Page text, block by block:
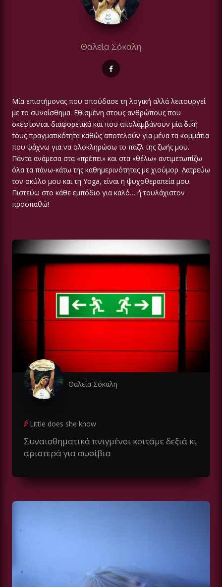
Θαλεία Σόκαλη
Μία επιστήμονας που σπούδασε τη λογική αλλά λειτουργεί
με το συναίσθημα. Εθισμένη στους ανθρώπους που
σκέφτονται διαφορετικά και που απολαμβάνουν μία δική
τους πραγματικότητα καθώς αποτελούν για μένα τα κομμάτια
που ψάχνω για να ολοκληρώσω το παζλ της ζωής μου.
Πάντα ανάμεσα στα «πρέπει» και στα «θέλω» αντιμετωπίζω
όλα τα πάνω-κάτω της καθημερινότητας με χιούμορ. Λατρεύω
τον σκύλο μου και τη Yoga, είναι η ψυχοθεραπεία μου.
Πιστεύω στο κάθε εμπόδιο για καλό… ή τουλάχιστον
προσπαθώ!
Θαλεία Σόκαλη
Little does she know
Συναισθηματικά πνιγμένοι κοιτάμε δεξιά κι
αριστερά για σωσίβια